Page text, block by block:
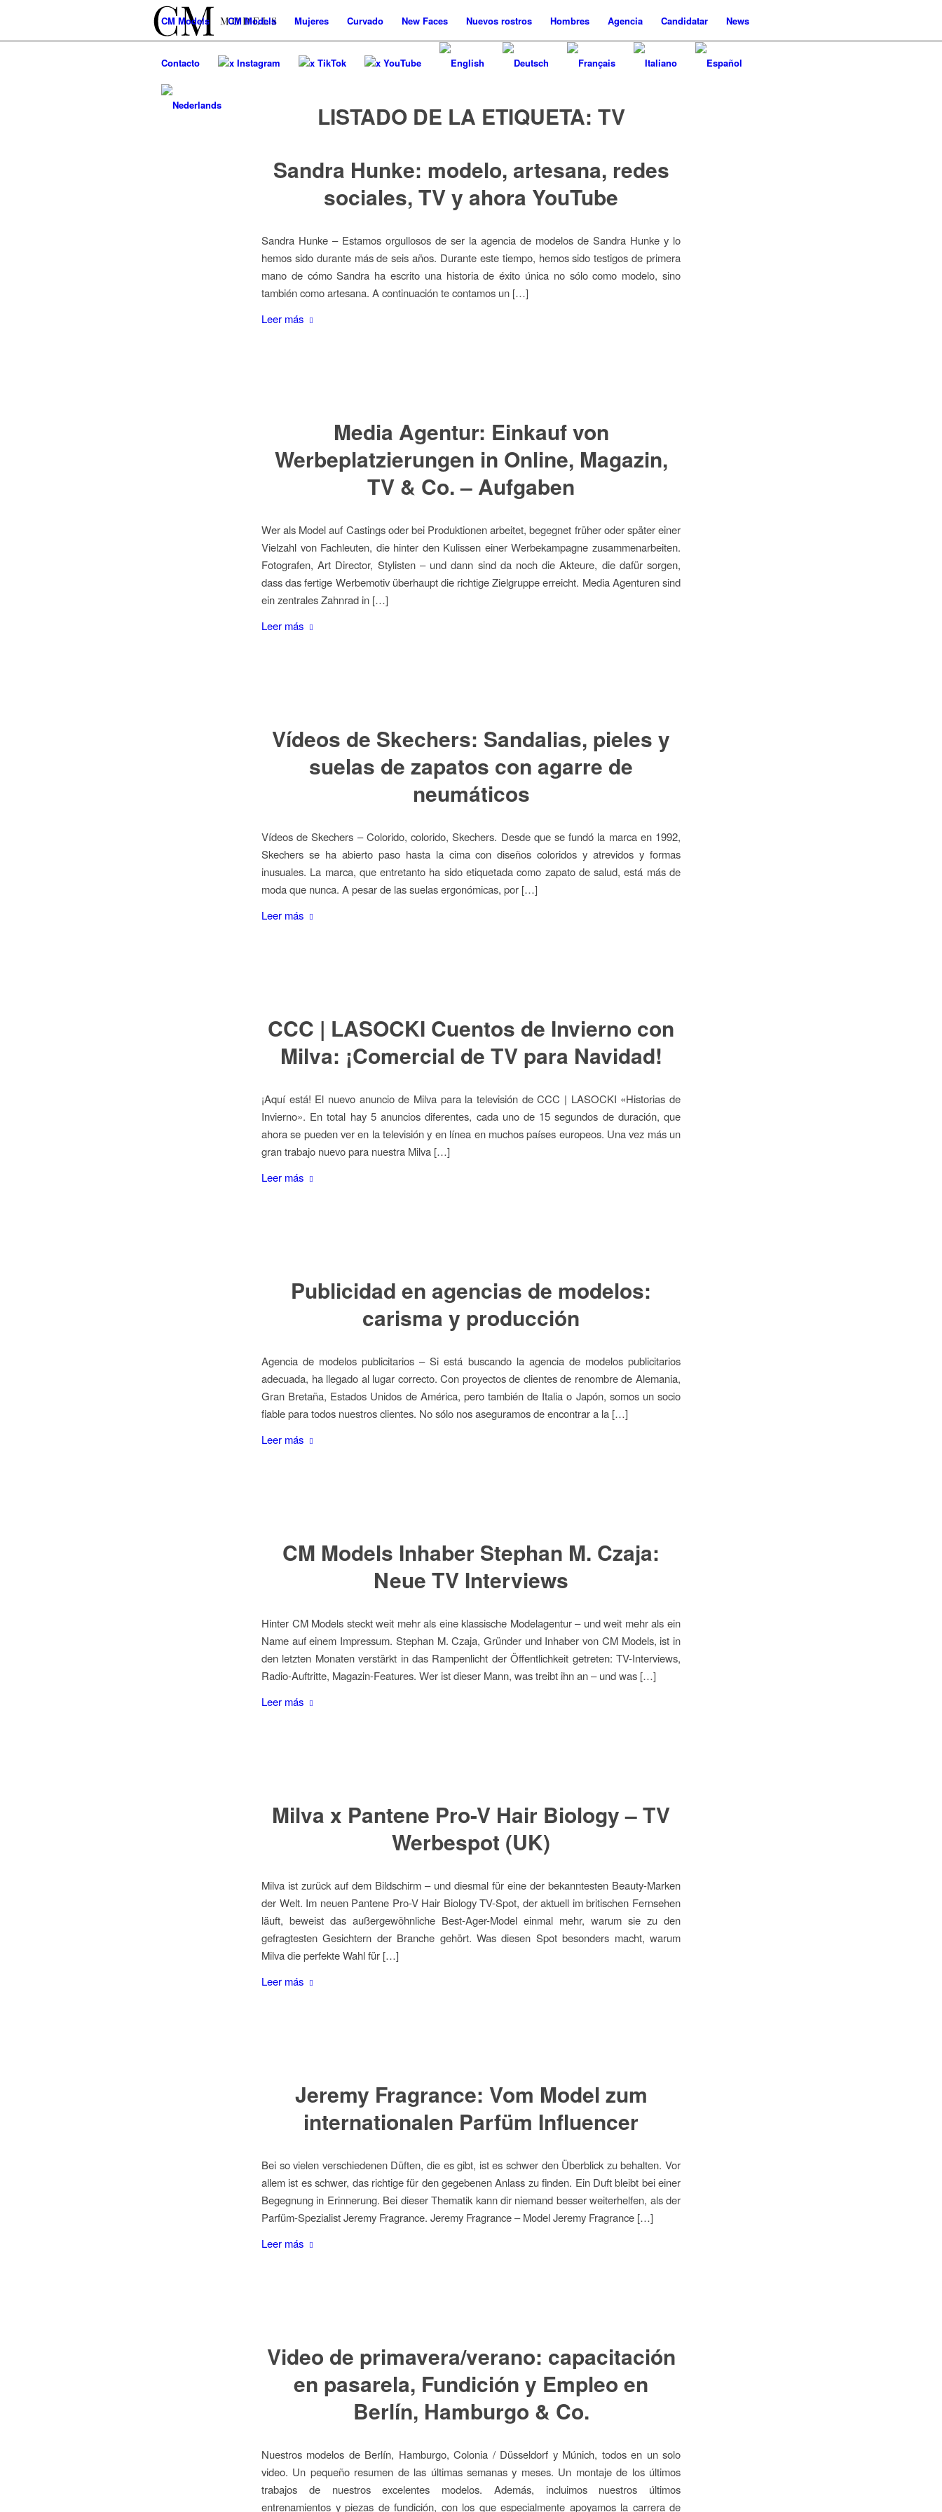
CMModels CMModels Mujeres Curvado New Faces Nuevos rostros Hombres Agencia Candidatar News
Contacto x Instagram x TikTok x YouTube
LISTADO DE LA ETIQUETA: TV
Sandra Hunke: modelo, artesana, redes
sociales, TV y ahora YouTube
Sandra Hunke – Estamos orgullosos de ser la agencia de modelos de Sandra Hunke y lo
hemos sido durante más de seis años. Durante este tiempo, hemos sido testigos de primera
mano de cómo Sandra ha escrito una historia de éxito única no sólo como modelo, sino
también como artesana. A continuación te contamos un […]
Leer más
Media Agentur: Einkauf von
Werbeplatzierungen in Online, Magazin,
TV & Co. – Aufgaben
Wer als Model auf Castings oder bei Produktionen arbeitet, begegnet früher oder später einer
Vielzahl von Fachleuten, die hinter den Kulissen einer Werbekampagne zusammenarbeiten.
Fotografen, Art Director, Stylisten – und dann sind da noch die Akteure, die dafür sorgen,
dass das fertige Werbemotiv überhaupt die richtige Zielgruppe erreicht. Media Agenturen sind
ein zentrales Zahnrad in […]
Leer más
Vídeos de Skechers: Sandalias, pieles y
suelas de zapatos con agarre de
neumáticos
Vídeos de Skechers – Colorido, colorido, Skechers. Desde que se fundó la marca en 1992,
Skechers se ha abierto paso hasta la cima con diseños coloridos y atrevidos y formas
inusuales. La marca, que entretanto ha sido etiquetada como zapato de salud, está más de
moda que nunca. A pesar de las suelas ergonómicas, por […]
Leer más
CCC | LASOCKI Cuentos de Invierno con
Milva: ¡Comercial de TV para Navidad!
¡Aquí está! El nuevo anuncio de Milva para la televisión de CCC | LASOCKI «Historias de
Invierno». En total hay 5 anuncios diferentes, cada uno de 15 segundos de duración, que
ahora se pueden ver en la televisión y en línea en muchos países europeos. Una vez más un
gran trabajo nuevo para nuestra Milva […]
Leer más
Publicidad en agencias de modelos:
carisma y producción
Agencia de modelos publicitarios – Si está buscando la agencia de modelos publicitarios
adecuada, ha llegado al lugar correcto. Con proyectos de clientes de renombre de Alemania,
Gran Bretaña, Estados Unidos de América, pero también de Italia o Japón, somos un socio
fiable para todos nuestros clientes. No sólo nos aseguramos de encontrar a la […]
Leer más
CM Models Inhaber Stephan M. Czaja:
Neue TV Interviews
Hinter CM Models steckt weit mehr als eine klassische Modelagentur – und weit mehr als ein
Name auf einem Impressum. Stephan M. Czaja, Gründer und Inhaber von CM Models, ist in
den letzten Monaten verstärkt in das Rampenlicht der Öffentlichkeit getreten: TV-Interviews,
Radio-Auftritte, Magazin-Features. Wer ist dieser Mann, was treibt ihn an – und was […]
Leer más
Milva x Pantene Pro-V Hair Biology – TV
Werbespot (UK)
Milva ist zurück auf dem Bildschirm – und diesmal für eine der bekanntesten Beauty-Marken
der Welt. Im neuen Pantene Pro-V Hair Biology TV-Spot, der aktuell im britischen Fernsehen
läuft, beweist das außergewöhnliche Best-Ager-Model einmal mehr, warum sie zu den
gefragtesten Gesichtern der Branche gehört. Was diesen Spot besonders macht, warum
Milva die perfekte Wahl für […]
Leer más
Jeremy Fragrance: Vom Model zum
internationalen Parfüm Influencer
Bei so vielen verschiedenen Düften, die es gibt, ist es schwer den Überblick zu behalten. Vor
allem ist es schwer, das richtige für den gegebenen Anlass zu finden. Ein Duft bleibt bei einer
Begegnung in Erinnerung. Bei dieser Thematik kann dir niemand besser weiterhelfen, als der
Parfüm-Spezialist Jeremy Fragrance. Jeremy Fragrance – Model Jeremy Fragrance […]
Leer más
Video de primavera/verano: capacitación
en pasarela, Fundición y Empleo en
Berlín, Hamburgo & Co.
Nuestros modelos de Berlín, Hamburgo, Colonia / Düsseldorf y Múnich, todos en un solo
video. Un pequeño resumen de las últimas semanas y meses. Un montaje de los últimos
trabajos de nuestros excelentes modelos. Además, incluimos nuestros últimos
entrenamientos y piezas de fundición, con los que especialmente apoyamos la carrera de